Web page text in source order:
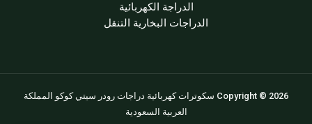
الدراجة الكهربائية
الدراجات البخارية التنقل
Copyright © 2026 سكوترات كهربائية دراجات رودر سيتي كوكو المملكة
العربية السعودية